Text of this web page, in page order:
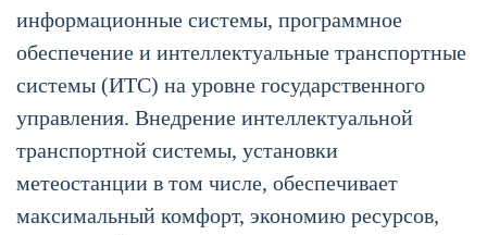
информационные системы, программное
обеспечение и интеллектуальные транспортные
системы (ИТС) на уровне государственного
управления. Внедрение интеллектуальной
транспортной системы, установки
метеостанции в том числе, обеспечивает
максимальный комфорт, экономию ресурсов,